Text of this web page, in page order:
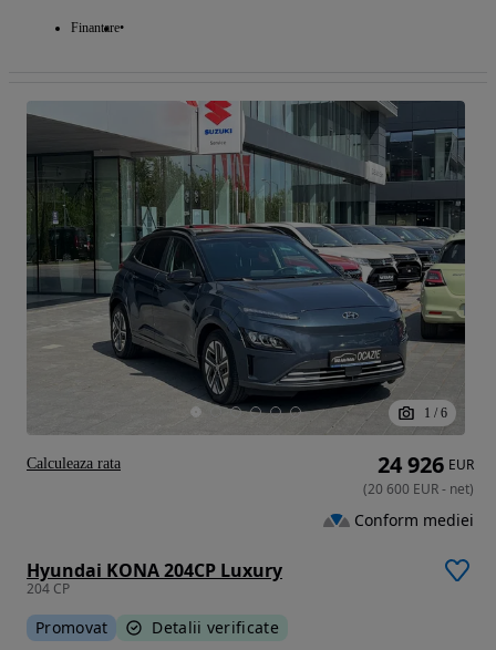
Finantare
1 / 6
Hyundai KONA 204CP Luxury
204 CP
Promovat Detalii verificate
24 926 EUR
(20 600 EUR- net)
Conform mediei
Calculeaza rata